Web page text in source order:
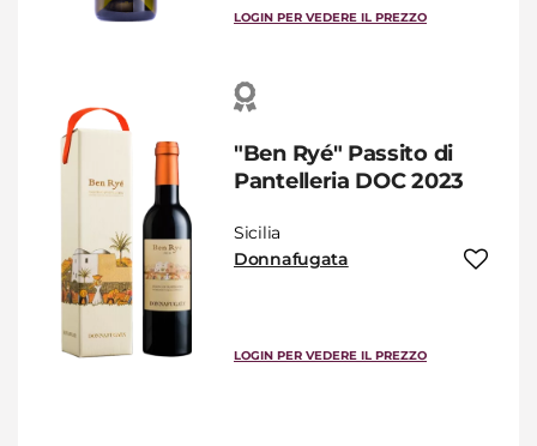
LOGIN PER VEDERE IL PREZZO
"Ben Ryé" Passito di
Pantelleria DOC 2023
Sicilia
Donnafugata
LOGIN PER VEDERE IL PREZZO